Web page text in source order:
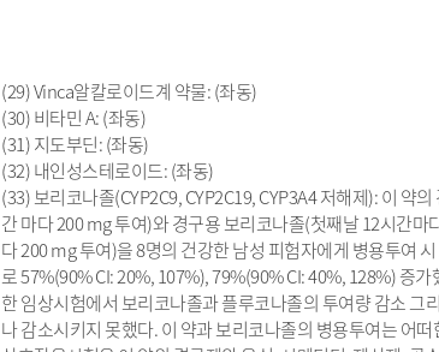
(29) Vinca알칼로이드계 약물: (좌동)
(30) 비타민 A: (좌동)
(31) 지도부딘: (좌동)
(32) 내인성스테로이드: (좌동)
(33) 보리코나졸(CYP2C9, CYP2C19, CYP3A4 저해제): 이 약
간 마다 200 mg 투여)와 경구용 보리코나졸(첫째날 12시간마
다 200 mg 투여)을 8명의 건강한 남성 피험자에게 병용투여
로 57%(90% CI: 20%, 107%), 79%(90% CI: 40%, 128%) 증
한 임상시험에서 보리코나졸과 플루코나졸의 투여량 감소 그
나 감소시키지 못했다. 이 약과 보리코나졸의 병용투여는 어